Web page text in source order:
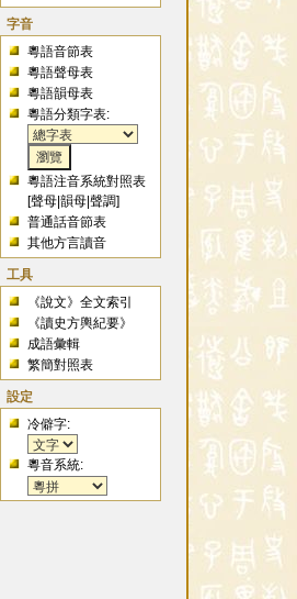
字音
粵語音節表
粵語聲母表
粵語韻母表
粵語分類字表:
粵語注音系統對照表
[聲母 |韻母 |聲調]
普通話音節表
其他方言讀音
工具
《說文》全文索引
《讀史方輿紀要》
成語彙輯
繁簡對照表
設定
冷僻字:
粵音系統: